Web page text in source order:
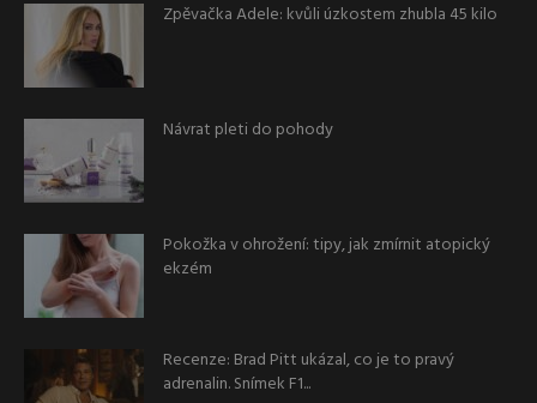
Zpěvačka Adele: kvůli úzkostem zhubla 45 kilo
Návrat pleti do pohody
Pokožka v ohrožení: tipy, jak zmírnit atopický
ekzém
Recenze: Brad Pitt ukázal, co je to pravý
adrenalin. Snímek F1...